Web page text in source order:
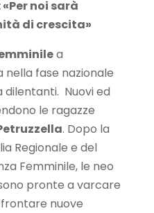
noi sarà
di crescita»
a
fase nazionale
dilentanti. Nuovi ed
le ragazze
. Dopo la
Regionale e del
Femminile, le neo
pronte a varcare
nuove